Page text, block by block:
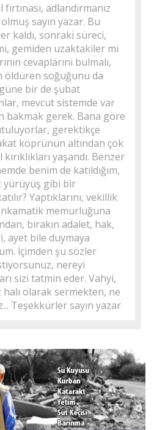
adlandırmanız
sayın yazar. Bu
kaldı, sonraki süreci,
gemiden uzaktakiler mi
cevaplarını bulmalı,
öldüren soğuğunu da
bir de şubat
mevcut sistemde var
bakmak gerek. Bana göre
gerektikçe
köprünün altından çok
yaşandı. Benzer
benim de katıldığım,
yürüyüş gibi bir
Yaptıklarını, vekillik
memurluğuna
bırakın adalet, hak,
ayet bile duymaya
İçimden şu sözler
nereyi
sizi tatmin eder. Vahyi,
olarak sermekten, ne
Teşekkürler sayın yazar